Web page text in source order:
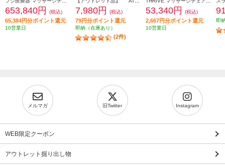
653,840円 (税込)
65,384円分ポイント還元
10営業日
7,980円 (税込)
79円分ポイント還元
即納（在庫あり）
(2件)
53,340円 (税込)
2,667円分ポイント還元
10営業日
即
メルマガ 旧Twitter Instagram
WEB限定クーポン
アウトレット掘り出し物